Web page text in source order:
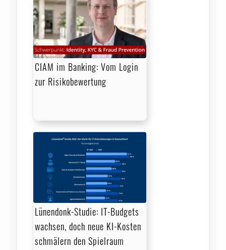
CIAM im Banking: Vom Login
zur Risikobewertung
Lünendonk-Studie: IT-Budgets
wachsen, doch neue KI-Kosten
schmälern den Spielraum